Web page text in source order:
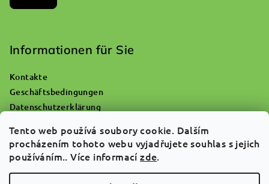
Tento web používá soubory cookie. Dalším
procházením tohoto webu vyjadřujete souhlas s jejich
používáním.. Více informacízde.
Informationen für Sie
Kontakte
Geschäftsbedingungen
Datenschutzerklärung
Reklamationen und Warenrückgabe
Über uns